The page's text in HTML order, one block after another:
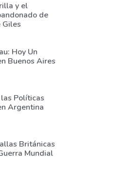
y el
de
Giles
Hoy Un
Buenos Aires
Políticas
Argentina
Británicas
Mundial